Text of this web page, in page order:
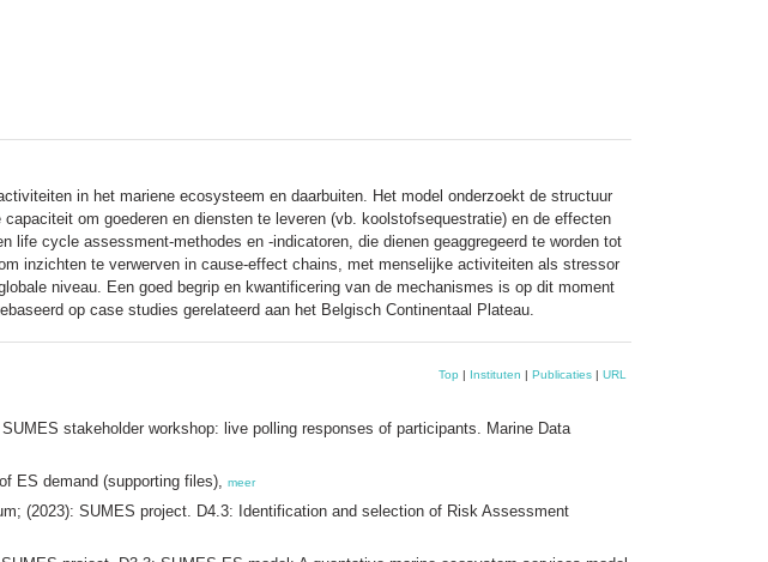
in het mariene ecosysteem en daarbuiten. Het model onderzoekt de structuur
om goederen en diensten te leveren (vb. koolstofsequestratie) en de effecten
cycle assessment-methodes en -indicatoren, die dienen geaggregeerd te worden tot
inzichten te verwerven in cause-effect chains, met menselijke activiteiten als stressor
niveau. Een goed begrip en kwantificering van de mechanismes is op dit moment
op case studies gerelateerd aan het Belgisch Continentaal Plateau.
Top | Instituten | Publicaties | URL
stakeholder workshop: live polling responses of participants. Marine Data
ES demand (supporting files), meer
(2023): SUMES project. D4.3: Identification and selection of Risk Assessment